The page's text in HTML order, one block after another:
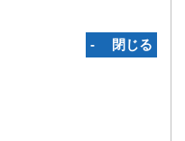
‐ 閉じる